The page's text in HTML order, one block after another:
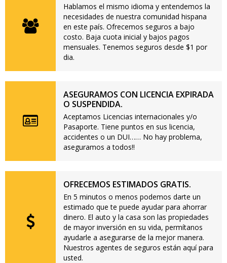
Hablamos el mismo idioma y entendemos la
necesidades de nuestra comunidad hispana
en este país. Ofrecemos seguros a bajo
costo. Baja cuota inicial y bajos pagos
mensuales. Tenemos seguros desde $1 por
dia.
ASEGURAMOS CON LICENCIA EXPIRADA
O SUSPENDIDA.
Aceptamos Licencias internacionales y/o
Pasaporte. Tiene puntos en sus licencia,
accidentes o un DUI…… No hay problema,
aseguramos a todos!!
OFRECEMOS ESTIMADOS GRATIS.
En 5 minutos o menos podemos darte un
estimado que te puede ayudar para ahorrar
dinero. El auto y la casa son las propiedades
de mayor inversión en su vida, permítanos
ayudarle a asegurarse de la mejor manera.
Nuestros agentes de seguros están aquí para
usted.